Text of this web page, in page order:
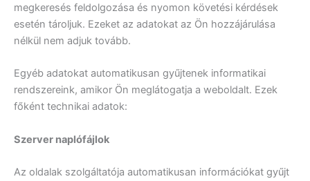
megkeresés feldolgozása és nyomon követési kérdések
esetén tároljuk. Ezeket az adatokat az Ön hozzájárulása
nélkül nem adjuk tovább.
Egyéb adatokat automatikusan gyűjtenek informatikai
rendszereink, amikor Ön meglátogatja a weboldalt. Ezek
főként technikai adatok:
Szerver naplófájlok
Az oldalak szolgáltatója automatikusan információkat gyűjt